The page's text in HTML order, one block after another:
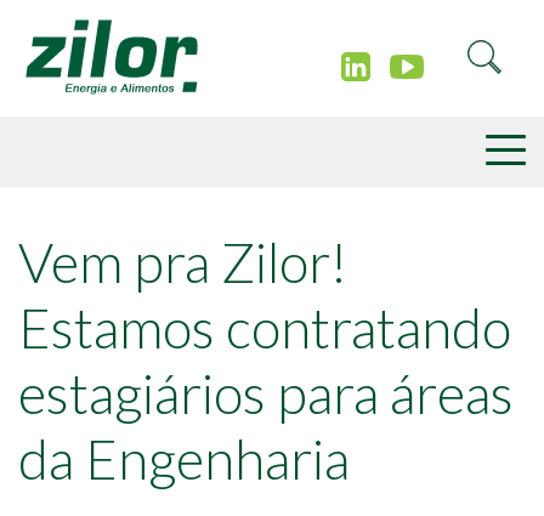
Vem pra Zilor!
Estamos contratando
estagiários para áreas
da Engenharia